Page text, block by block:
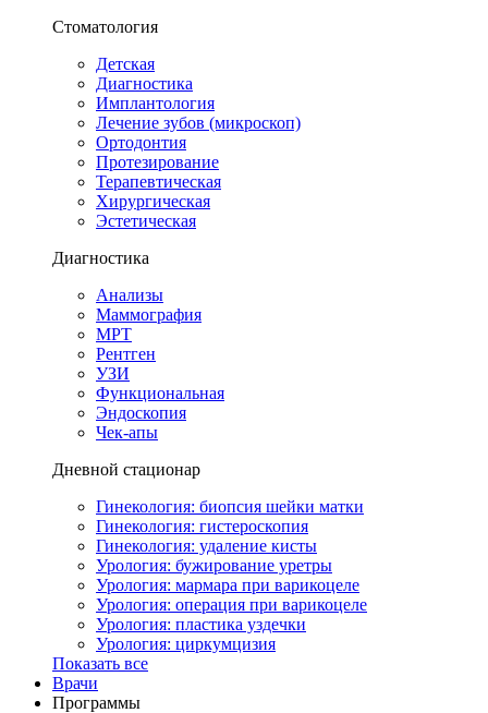
Стоматология
Детская
Диагностика
Имплантология
Лечение зубов (микроскоп)
Ортодонтия
Протезирование
Терапевтическая
Хирургическая
Эстетическая
Диагностика
Анализы
Маммография
МРТ
Рентген
УЗИ
Функциональная
Эндоскопия
Чек-апы
Дневной стационар
Гинекология: биопсия шейки матки
Гинекология: гистероскопия
Гинекология: удаление кисты
Урология: бужирование уретры
Урология: мармара при варикоцеле
Урология: операция при варикоцеле
Урология: пластика уздечки
Урология: циркумцизия
Показать все
Врачи
Программы